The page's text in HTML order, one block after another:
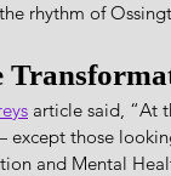
the rhythm of
article said, “At
those
and Mental